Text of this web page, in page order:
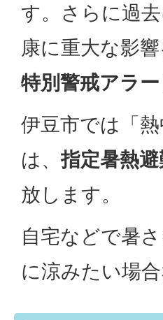
す。さらに過
康に重大な影
特別警戒アラー
伊豆市では「
は、指定暑熱
放します。
自宅などで暑
に涼みたい場